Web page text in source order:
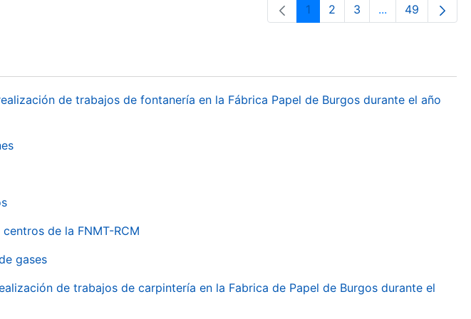
Orrialdea
1 Orrialdea
2 Orrialdea
3 ...Intermediate
Orrialdea
49
de trabajos de fontanería en la Fábrica Papel de Burgos durante el año
de la FNMT-RCM
gases
de trabajos de carpintería en la Fabrica de Papel de Burgos durante el